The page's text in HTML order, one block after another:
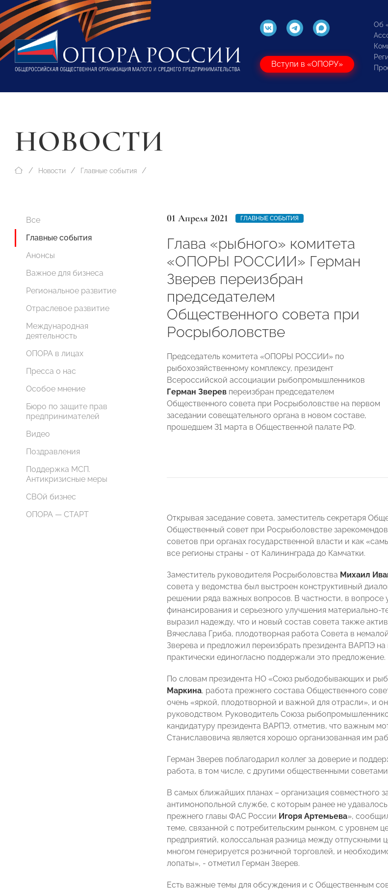
Вступи в «ОПОРУ»
Об
НОВОСТИ
Новости Главные события
Все
Главные события
Анонсы
Важное для бизнеса
Региональное развитие
Отраслевое развитие
Международная
деятельность
ОПОРА в лицах
Пресса о нас
Особое мнение
Бюро по защите прав
предпринимателей
Видео
Поздравления
Поддержка МСП.
Антикризисные меры
СВОй бизнес
ОПОРА — СТАРТ
01 Апреля 2021 ГЛАВНЫЕ СОБЫТИЯ
Глава «рыбного» комитета
«ОПОРЫ РОССИИ» Герман
Зверев переизбран
председателем
Общественного совета при
Росрыболовстве
Председатель комитета «ОПОРЫ РОССИИ» по
рыбохозяйственному комплексу, президент
Всероссийской ассоциации рыбопромышленников
Герман Зверев переизбран председателем
Общественного совета при Росрыболовстве на первом
заседании совещательного органа в новом составе,
прошедшем 31 марта в Общественной палате РФ.
Открывая заседание совета, заместитель секретаря
Общественный совет при Росрыболовстве
советов при органах государственной власти и как
все регионы страны - от Калининграда до Камчатки.
Заместитель руководителя Росрыболовства Михаил
совета у ведомства был выстроен конструктивный
решении ряда важных вопросов. В частности, в вопросе
финансирования и серьезного улучшения
выразил надежду, что и новый состав совета также
Вячеслава Гриба, плодотворная работа Совета в
Зверева и предложил переизбрать президента ВАРПЭ
практически единогласно поддержали это предложение.
По словам президента НО «Союз рыбодобывающих и
Маркина, работа прежнего состава Общественного
очень «яркой, плодотворной и важной для отрасли», и
руководством. Руководитель Союза
кандидатуру президента ВАРПЭ, отметив, что важным
Станиславовича является хорошо организованная им
Герман Зверев поблагодарил коллег за доверие и
работа, в том числе, с другими общественными
В самых ближайших планах – организация совместного
антимонопольной службе, с которым ранее не
прежнего главы ФАС России Игоря Артемьева»,
теме, связанной с потребительским рынком, с
предприятий, колоссальная разница между
многом генерируется розничной торговлей, и
лопаты», - отметил Герман Зверев.
Есть важные темы для обсуждения и с Общественным